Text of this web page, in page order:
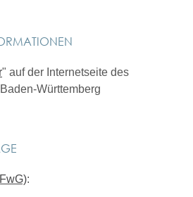
" auf der Internetseite des
Württemberg
: